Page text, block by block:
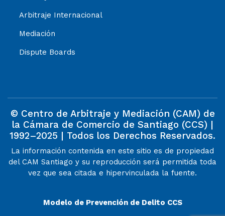
Arbitraje Internacional
Mediación
Dispute Boards
© Centro de Arbitraje y Mediación (CAM) de
la Cámara de Comercio de Santiago (CCS) |
1992–2025 | Todos los Derechos Reservados.
La información contenida en este sitio es de propiedad
del CAM Santiago y su reproducción será permitida toda
vez que sea citada e hipervinculada la fuente.
Modelo de Prevención de Delito CCS